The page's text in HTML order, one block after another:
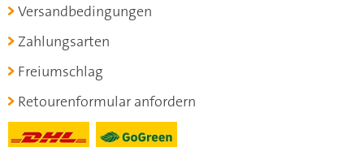
Versandbedingungen
Zahlungsarten
Freiumschlag
Retourenformular anfordern